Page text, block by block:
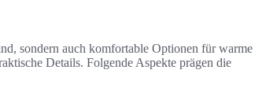
sondern auch komfortable Optionen für warme
Details. Folgende Aspekte prägen die